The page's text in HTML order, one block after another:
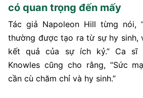
có quan trọng đến mấy
Tác giả Napoleon Hill từng nói,
thường được tạo ra từ sự hy sinh,
kết quả của sự ích kỷ.” Ca sĩ
Knowles cũng cho rằng, “Sức
cần cù chăm chỉ và hy sinh.”